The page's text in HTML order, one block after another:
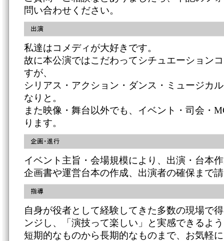
問い合わせください。
私達はコメディが大好きです。
故に本公演ではこだわってシチュエーション
すが、
シリアス・アクション・ダンス・ミュージカ
なりと。
また映像・舞台以外でも、イベント・司会・
ります。
イベント主旨・会場規模により、出演・台本
企画書や運営台本の作成、出演者の確保まで
自身が役者として経験してきた多数の現場で
ンジし、「演技って楽しい」と実感できるよ
短期的なものから長期的なものまで、お気軽